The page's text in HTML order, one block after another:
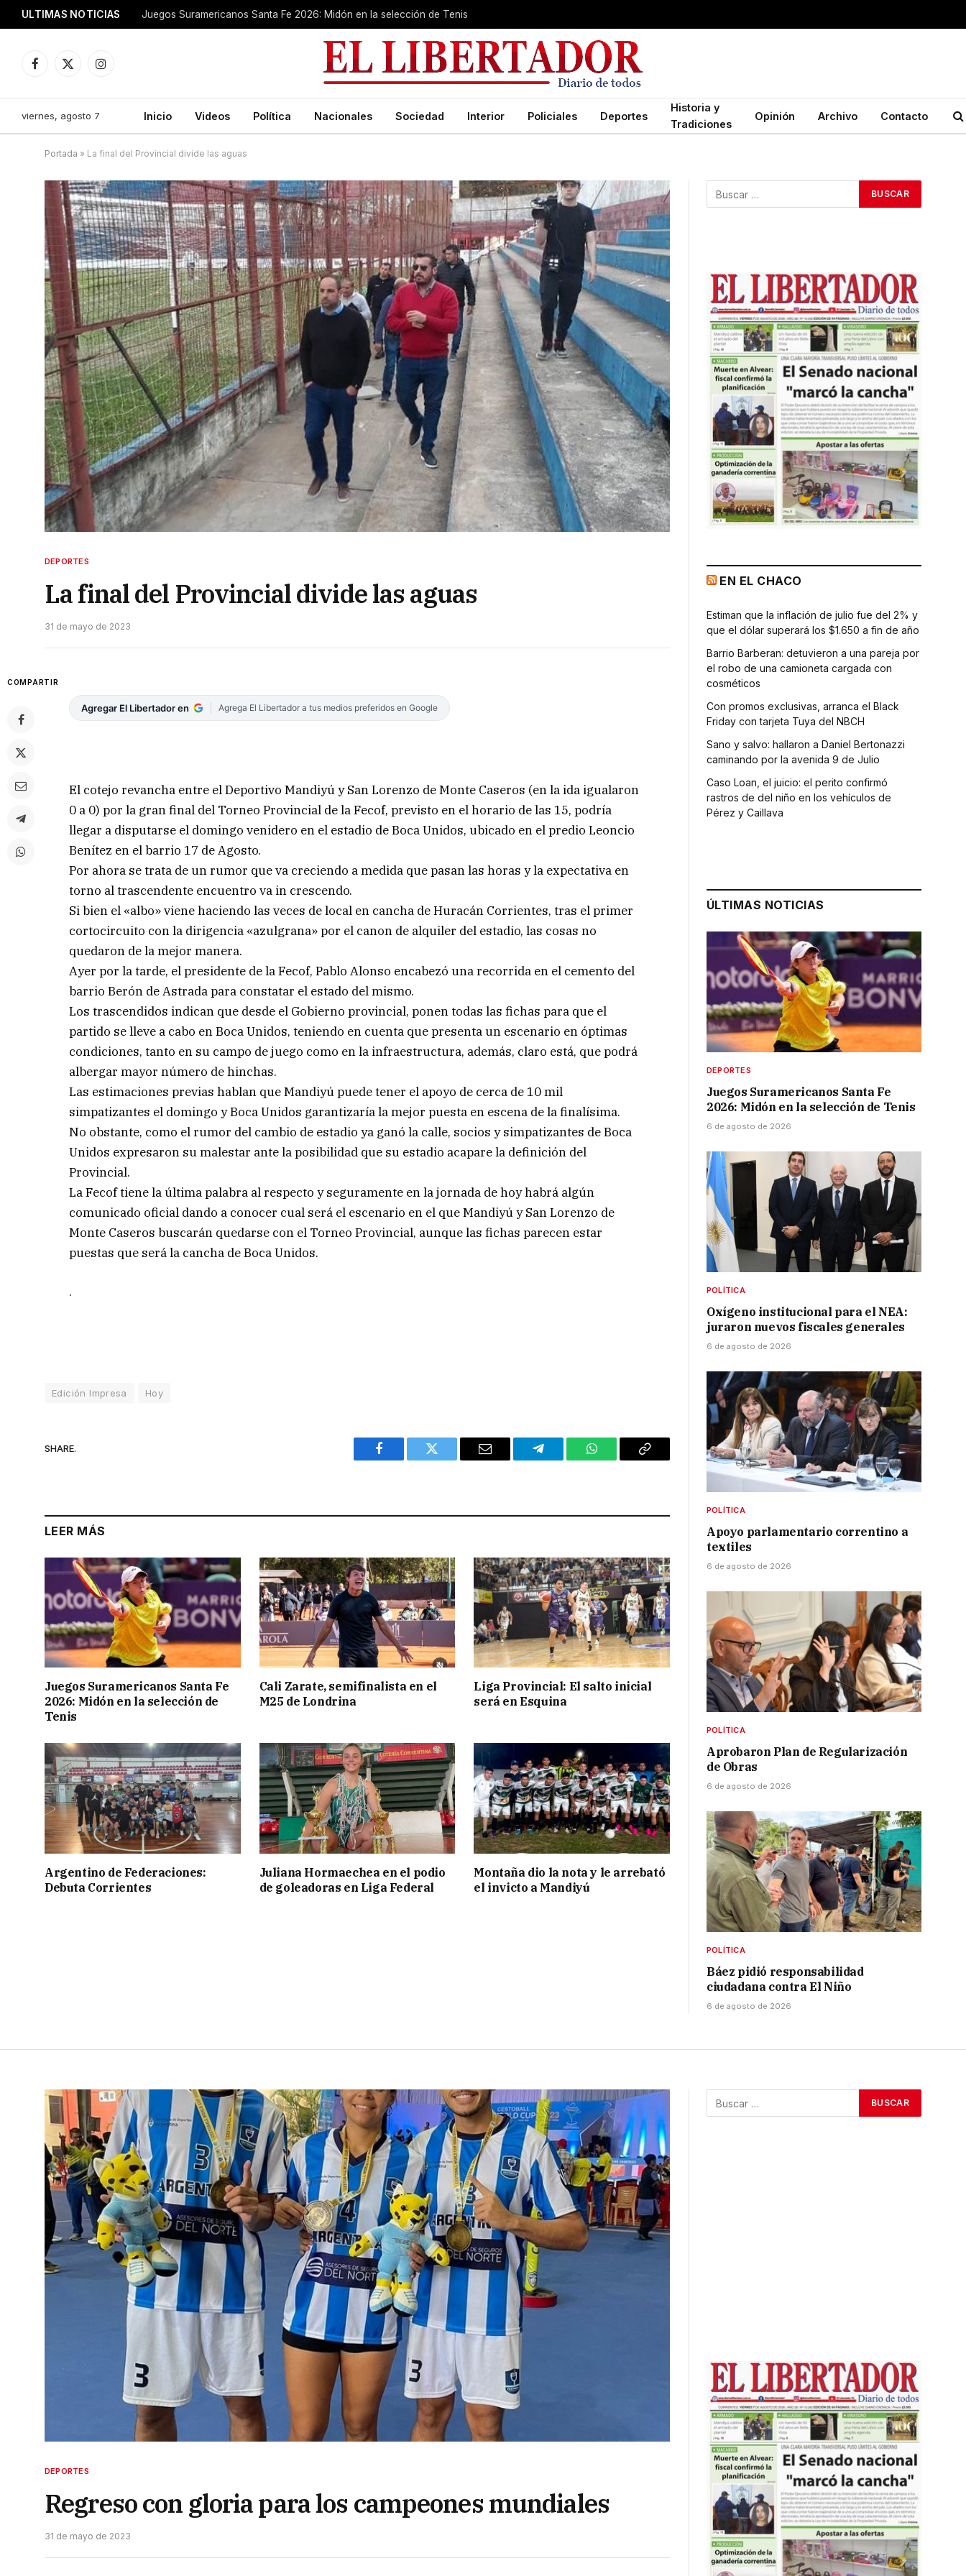
ULTIMAS NOTICIAS Juegos Suramericanos Santa Fe 2026: Midón en la selección de Tenis
Facebook
X
Instagram
viernes, agosto 7 Inicio Videos Política Nacionales Sociedad Interior Policiales Deportes
Historia y
Tradiciones
Opinión Archivo Contacto
Portada » La final del Provincial divide las aguas
DEPORTES
La final del Provincial divide las aguas
31 de mayo de 2023
COMPARTIR
Agregar El Libertador en Agrega El Libertador a tus medios preferidos en Google
El cotejo revancha entre el Deportivo Mandiyú y San Lorenzo de Monte Caseros (en la ida igualaron
0 a 0) por la gran final del Torneo Provincial de la Fecof, previsto en el horario de las 15, podría
llegar a disputarse el domingo venidero en el estadio de Boca Unidos, ubicado en el predio Leoncio
Benítez en el barrio 17 de Agosto.
Por ahora se trata de un rumor que va creciendo a medida que pasan las horas y la expectativa en
torno al trascendente encuentro va in crescendo.
Si bien el «albo» viene haciendo las veces de local en cancha de Huracán Corrientes, tras el primer
cortocircuito con la dirigencia «azulgrana» por el canon de alquiler del estadio, las cosas no
quedaron de la mejor manera.
Ayer por la tarde, el presidente de la Fecof, Pablo Alonso encabezó una recorrida en el cemento del
barrio Berón de Astrada para constatar el estado del mismo.
Los trascendidos indican que desde el Gobierno provincial, ponen todas las fichas para que el
partido se lleve a cabo en Boca Unidos, teniendo en cuenta que presenta un escenario en óptimas
condiciones, tanto en su campo de juego como en la infraestructura, además, claro está, que podrá
albergar mayor número de hinchas.
Las estimaciones previas hablan que Mandiyú puede tener el apoyo de cerca de 10 mil
simpatizantes el domingo y Boca Unidos garantizaría la mejor puesta en escena de la finalísima.
No obstante, como el rumor del cambio de estadio ya ganó la calle, socios y simpatizantes de Boca
Unidos expresaron su malestar ante la posibilidad que su estadio acapare la definición del
Provincial.
La Fecof tiene la última palabra al respecto y seguramente en la jornada de hoy habrá algún
comunicado oficial dando a conocer cual será el escenario en el que Mandiyú y San Lorenzo de
Monte Caseros buscarán quedarse con el Torneo Provincial, aunque las fichas parecen estar
puestas que será la cancha de Boca Unidos.
.
Edición Impresa Hoy
SHARE.
Facebook Twitter Email Telegram WhatsAppCopy
LEER MÁS
Juegos Suramericanos Santa Fe
2026: Midón en la selección de
Tenis
Cali Zarate, semifinalista en el
M25 de Londrina
Liga Provincial: El salto inicial
será en Esquina
Argentino de Federaciones:
Debuta Corrientes
Juliana Hormaechea en el podio
de goleadoras en Liga Federal
Montaña dio la nota y le arrebató
el invicto a Mandiyú
EN EL CHACO
Estiman que la inflación de julio fue del 2% y
que el dólar superará los $1.650 a fin de año
Barrio Barberan: detuvieron a una pareja por
el robo de una camioneta cargada con
cosméticos
Con promos exclusivas, arranca el Black
Friday con tarjeta Tuya del NBCH
Sano y salvo: hallaron a Daniel Bertonazzi
caminando por la avenida 9 de Julio
Caso Loan, el juicio: el perito confirmó
rastros de del niño en los vehículos de
Pérez y Caillava
ÚLTIMAS NOTICIAS
DEPORTES
Juegos Suramericanos Santa Fe
2026: Midón en la selección de Tenis
6 de agosto de 2026
POLÍTICA
Oxígeno institucional para el NEA:
juraron nuevos fiscales generales
6 de agosto de 2026
POLÍTICA
Apoyo parlamentario correntino a
textiles
6 de agosto de 2026
POLÍTICA
Aprobaron Plan de Regularización
de Obras
6 de agosto de 2026
POLÍTICA
Báez pidió responsabilidad
ciudadana contra El Niño
6 de agosto de 2026
DEPORTES
Regreso con gloria para los campeones mundiales
31 de mayo de 2023